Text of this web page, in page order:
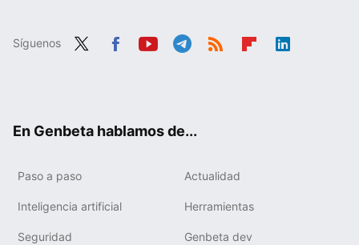
Síguenos
En Genbeta hablamos de...
Paso a paso Actualidad
Inteligencia artificial Herramientas
Seguridad Genbeta dev